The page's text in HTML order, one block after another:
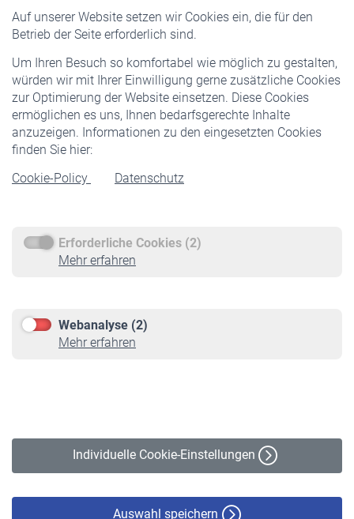
Auf unserer Website setzen wir Cookies ein, die für den
Betrieb der Seite erforderlich sind.
Um Ihren Besuch so komfortabel wie möglich zu gestalten,
würden wir mit Ihrer Einwilligung gerne zusätzliche Cookies
zur Optimierung der Website einsetzen. Diese Cookies
ermöglichen es uns, Ihnen bedarfsgerechte Inhalte
anzuzeigen. Informationen zu den eingesetzten Cookies
finden Sie hier:
Cookie-Policy
Datenschutz
Erforderliche Cookies (2)
Mehr erfahren
Webanalyse (2)
Mehr erfahren
Individuelle Cookie-Einstellungen
Auswahl speichern
Pflichtversicherung
Staatliche Förderung
Veranstaltungen
Rentner
Rentenbeginn
Rente beantragen
Service
Informationen
Online-Rechner
VBLnewsletter
Erklärung zur Barrierefreiheit